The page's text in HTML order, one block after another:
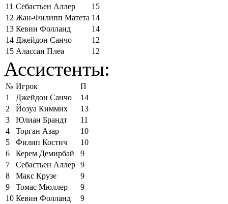
11 Себастьен Аллер
15
12 Жан-Филипп Матета 14
13 Кевин Фолланд
14
14 Джейдон Санчо
12
15 Алассан Плеа 12
Ассистенты:
№ Игрок
П
1
Джейдон Санчо
14
2
Йозуа Киммих
13
3
Юлиан Брандт
11
4
Торган Азар
10
5
Филип Костич
10
6
Керем Демирбай
9
7
Себастьен Аллер 9
8
Макс Крузе
9
9
Томас Мюллер
9
10 Кевин Фолланд
9